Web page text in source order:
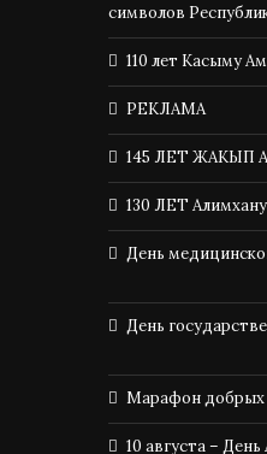
символов
110 лет Касыму
РЕКЛАМА
145 ЛЕТ ЖАКЫП
130 ЛЕТ
День
День
Марафон добрых
10 августа – День